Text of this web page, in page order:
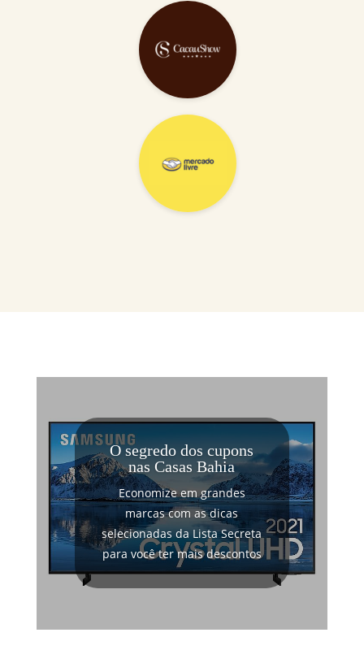
O segredo dos cupons
nas Casas Bahia
Economize em grandes
marcas com as dicas
selecionadas da Lista Secreta
para você ter mais descontos